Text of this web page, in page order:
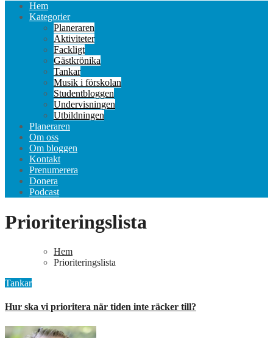
Hem
Kategorier
Planeraren
Aktiviteter
Fackligt
Gästkrönika
Tankar
Musik i förskolan
Studentbloggen
Undervisningen
Utbildningen
Planeraren
Om oss
Om bloggen
Kontakt
Prenumerera
Donera
Podcast
Prioriteringslista
Hem
Prioriteringslista
Tankar
Hur ska vi prioritera när tiden inte räcker till?